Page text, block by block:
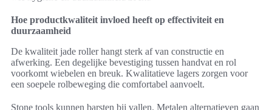
Hoe productkwaliteit invloed heeft op effectiviteit en
duurzaamheid
De kwaliteit jade roller hangt sterk af van constructie en
afwerking. Een degelijke bevestiging tussen handvat en rol
voorkomt wiebelen en breuk. Kwalitatieve lagers zorgen voor
een soepele rolbeweging die comfortabel aanvoelt.
Stone tools kunnen barsten bij vallen. Metalen alternatieven gaan